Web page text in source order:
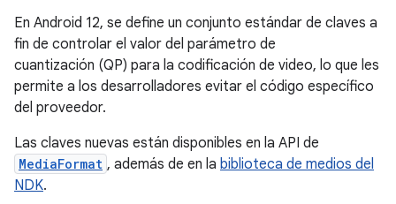
En Android 12, se define un conjunto estándar de claves a
fin de controlar el valor del parámetro de
cuantización (QP) para la codificación de video, lo que les
permite a los desarrolladores evitar el código específico
del proveedor.
Las claves nuevas están disponibles en la API de
MediaFormat , además de en la biblioteca de medios del
NDK.